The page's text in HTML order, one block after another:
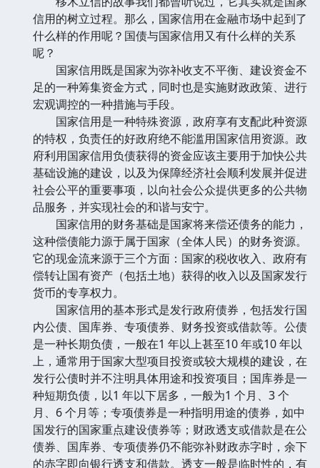
信用的树立过程。那么，国家信用在金融市场中起到了
什么样的作用呢？国债与国家信用又有什么样的关系
呢？
国家信用既是国家为弥补收支不平衡、建设资金不
足的一种筹集资金方式，同时也是实施财政政策、进行
宏观调控的一种措施与手段。
国家信用是一种特殊资源，政府享有支配此种资源
的特权，负责任的好政府绝不能滥用国家信用资源。政
府利用国家信用负债获得的资金应该主要用于加快公共
基础设施的建设，以及为保障经济社会顺利发展并促进
社会公平的重要事项，以向社会公众提供更多的公共物
品服务，并实现社会的和谐与安宁。
国家信用的财务基础是国家将来偿还债务的能力，
这种偿债能力源于属于国家（全体人民）的财务资源。
它的现金流来源于三个方面：国家的税收收入、政府有
偿转让国有资产（包括土地）获得的收入以及国家发行
货币的专享权力。
国家信用的基本形式是发行政府债券，包括发行国
内公债、国库券、专项债券、财务投资或借款等。公债
是一种长期负债，一般在1 年以上甚至10 年或10 年以
上，通常用于国家大型项目投资或较大规模的建设，在
发行公债时并不注明具体用途和投资项目；国库券是一
种短期负债，以1 年以下居多，一般为1 个月、3 个
月、6 个月等；专项债券是一种指明用途的债券，如中
国发行的国家重点建设债券等；财政透支或借款是在公
债券、国库券、专项债券仍不能弥补财政赤字时，余下
的赤字即向银行透支和借款。透支一般是临时性的，有